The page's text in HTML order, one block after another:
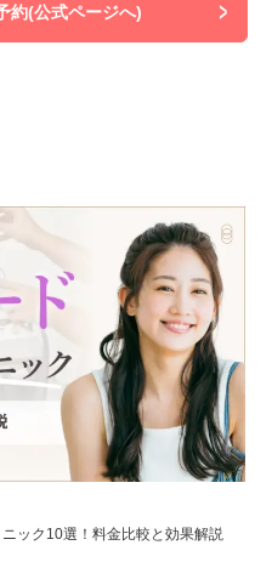
約(公式ページへ)
ック10選！料金比較と効果解説